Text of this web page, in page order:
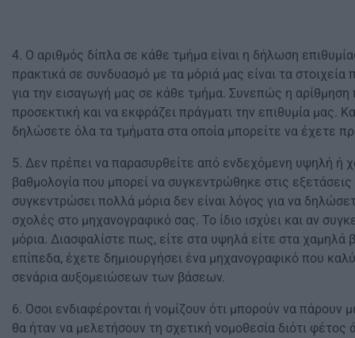
4. Ο αριθμός δίπλα σε κάθε τμήμα είναι η δήλωση
πρακτικά σε συνδυασμό με τα μόριά μας είναι τα στοιχεία
για την εισαγωγή μας σε κάθε τμήμα. Συνεπώς η αρίθμηση
προσεκτική και να εκφράζει πράγματι την επιθυμία μας.
δηλώσετε όλα τα τμήματα στα οποία μπορείτε να έχετε
5. Δεν πρέπει να παρασυρθείτε από ενδεχόμενη υψηλή ή
βαθμολογία που μπορεί να συγκεντρώθηκε στις εξετάσεις
συγκεντρώσει πολλά μόρια δεν είναι λόγος για να
σχολές στο μηχανογραφικό σας. Το ίδιο ισχύει και αν
μόρια. Διασφαλίστε πως, είτε στα υψηλά είτε στα χαμηλά
επίπεδα, έχετε δημιουργήσει ένα μηχανογραφικό που
σενάρια αυξομειώσεων των βάσεων.
6. Οσοι ενδιαφέρονται ή νομίζουν ότι μπορούν να πάρουν
θα ήταν να μελετήσουν τη σχετική νομοθεσία διότι φέτος